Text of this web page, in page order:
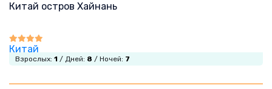
Китай остров Хайнань
Китай
Взрослых: 1 / Дней: 8 / Ночей: 7